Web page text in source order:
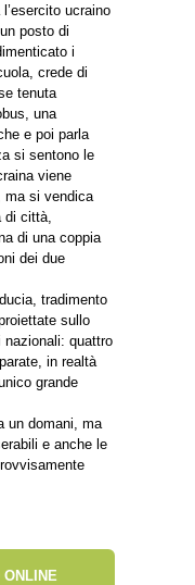
ucraino
posto di
i
crede di
tenuta
una
e poi parla
si sentono le
viene
ma si vendica
di città,
di una coppia
dei due
tradimento
sullo
quattro
in realtà
grande
un domani, ma
e anche le